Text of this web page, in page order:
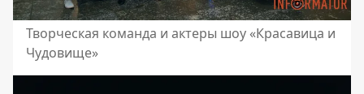
Творческая команда и актеры шоу «Красавица и
Чудовище»